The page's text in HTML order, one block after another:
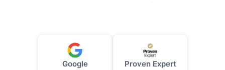
Google Proven Expert